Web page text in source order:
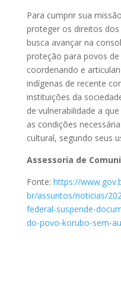
Para cumprir sua
proteger os direitos
busca avançar na
proteção para povos
coordenando e
indígenas de recente
instituições da
de vulnerabilidade a
as condições
cultural, segundo seus
Assessoria de
Fonte: https://
br/assuntos/noticias/
federal-suspende-
do-povo-korubo-sem-